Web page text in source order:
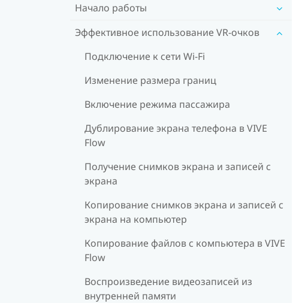
Начало работы
Эффективное использование VR-очков
Подключение к сети Wi-Fi
Изменение размера границ
Включение режима пассажира
Дублирование экрана телефона в VIVE
Flow
Получение снимков экрана и записей с
экрана
Копирование снимков экрана и записей с
экрана на компьютер
Копирование файлов с компьютера в VIVE
Flow
Воспроизведение видеозаписей из
внутренней памяти